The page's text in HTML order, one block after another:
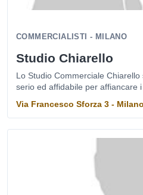
COMMERCIALISTI - MILANO
Studio Chiarello
Lo Studio Commerciale
serio ed affidabile per affiancare i
Via Francesco Sforza 3 -